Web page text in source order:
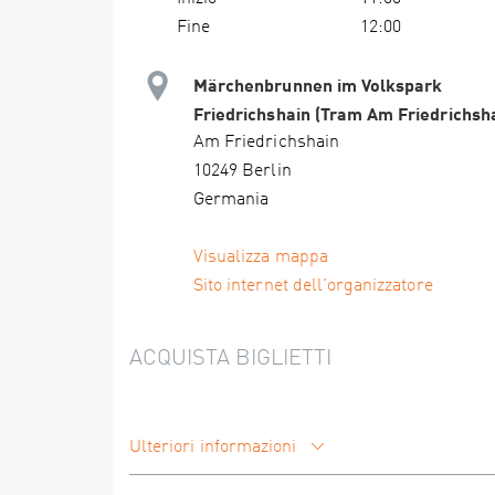
Fine
12:00
Märchenbrunnen im Volkspark
Friedrichshain (Tram Am
Am Friedrichshain
10249 Berlin
Germania
Visualizza mappa
Sito internet dell'organizzatore
ACQUISTA BIGLIETTI
Ulteriori informazioni